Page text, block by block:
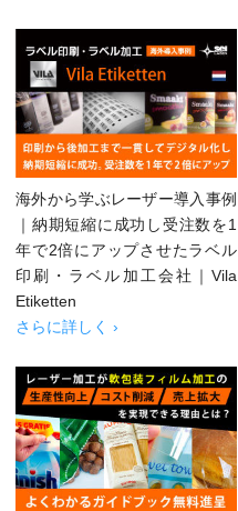
海外から学ぶレーザー導入事例
｜納期短縮に成功し受注数を1
年で2倍にアップさせたラベル
印刷・ラベル加工会社｜Vila
Etiketten
さらに詳しく ›